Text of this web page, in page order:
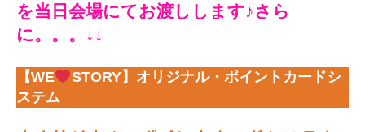
を当日会場にてお渡しします♪さら
に。。。↓ ↓
【WE
STORY】オリジナル・ポイントカードシ
ステム